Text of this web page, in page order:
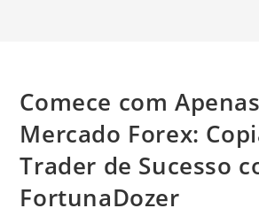
Comece com
Mercado Forex:
Trader de Sucesso
FortunaDozer